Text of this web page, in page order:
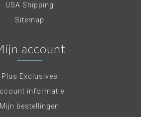
USA Shipping
Sitemap
account
Plus Exclusives
informatie
Mijn bestellingen